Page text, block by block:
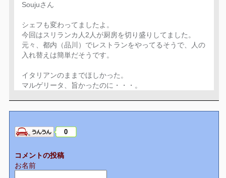
Soujuさん
シェフも変わってましたよ。
今回はスリランカ人2人が厨房を切り盛りしてました。
元々、都内（品川）でレストランをやってるそうで、人の
入れ替えは簡単だそうです。
イタリアンのままでほしかった。
マルゲリータ、旨かったのに・・・。
0
コメントの投稿
お名前